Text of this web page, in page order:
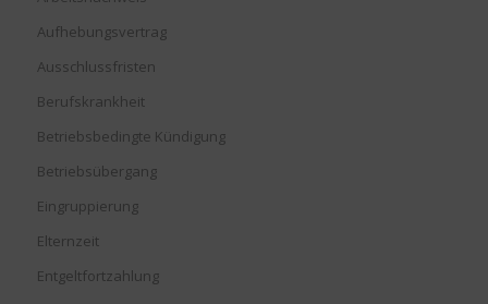
Aufhebungsvertrag
Ausschlussfristen
Berufskrankheit
Betriebsbedingte Kündigung
Betriebsübergang
Eingruppierung
Elternzeit
Entgeltfortzahlung